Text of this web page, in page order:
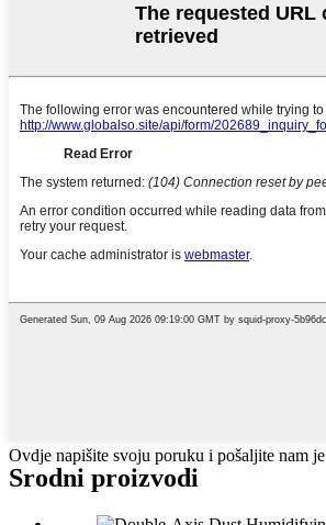
Ovdje napišite svoju poruku i pošaljite nam je
Srodni proizvodi